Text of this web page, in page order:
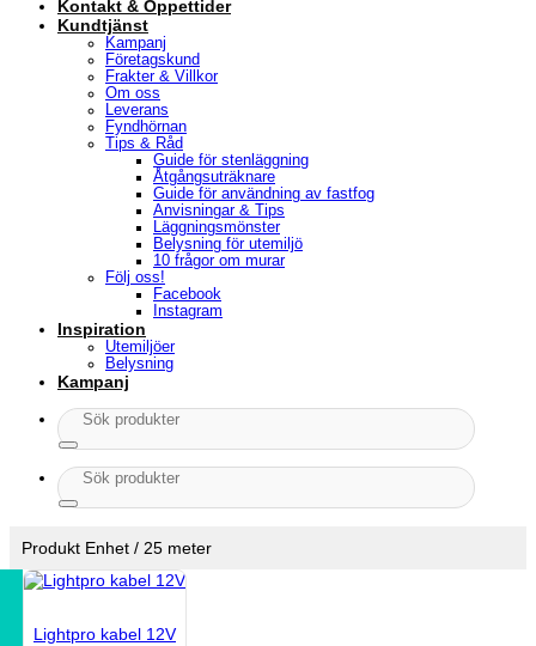
Kontakt & Öppettider
Kundtjänst
Kampanj
Företagskund
Frakter & Villkor
Om oss
Leverans
Fyndhörnan
Tips & Råd
Guide för stenläggning
Åtgångsuträknare
Guide för användning av fastfog
Anvisningar & Tips
Läggningsmönster
Belysning för utemiljö
10 frågor om murar
Följ oss!
Facebook
Instagram
Inspiration
Utemiljöer
Belysning
Kampanj
Sök
efter:
Sök
efter:
Produkt Enhet / 25 meter
Lightpro kabel 12V